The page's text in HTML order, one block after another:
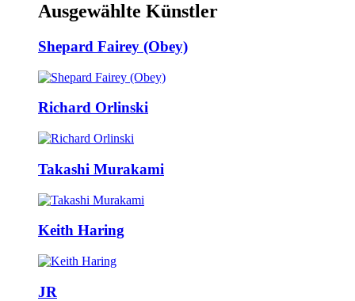
Ausgewählte Künstler
Shepard Fairey (Obey)
Richard Orlinski
Takashi Murakami
Keith Haring
JR